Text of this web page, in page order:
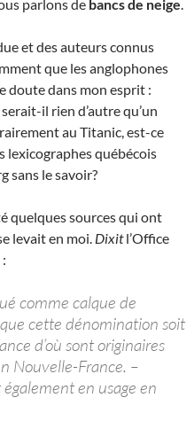
parlons de bancs de neige.
et des auteurs connus
que les anglophones
doute dans mon esprit :
il rien d’autre qu’un
au Titanic, est-ce
lexicographes québécois
sans le savoir?
quelques sources qui ont
levait en moi. Dixitl’Office
comme calque de
cette dénomination soit
d’où sont originaires
Nouvelle-France. –
également en usage en